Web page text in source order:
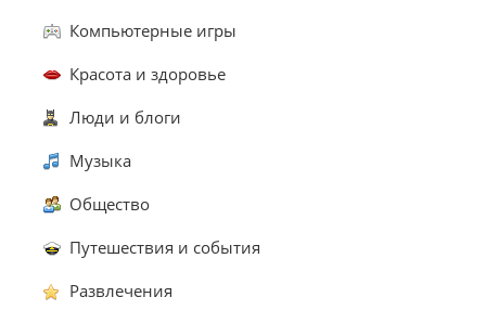
Компьютерные игры
Красота и здоровье
Люди и блоги
Музыка
Общество
Путешествия и события
Развлечения